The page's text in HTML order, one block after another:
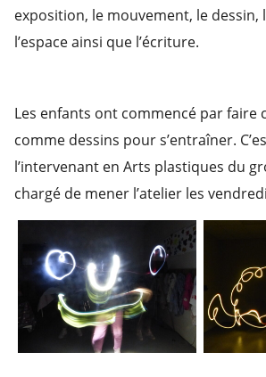
exposition, le mouvement, le dessin,
l’espace ainsi que l’écriture.
Les enfants ont commencé par faire
comme dessins pour s’entraîner.
l’intervenant en Arts plastiques du
chargé de mener l’atelier les